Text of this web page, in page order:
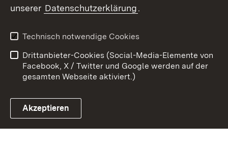
Link zum Landesportal
Barrierefreiheit
Benutzungshinweise
Impressum
Cookies
unserer Datenschutzerklärung.
Technisch notwendige Cookies
Drittanbieter-Cookies (Social-Media-Elemente von
Facebook, X / Twitter und Google werden auf der
gesamten Webseite aktiviert.)
Akzeptieren